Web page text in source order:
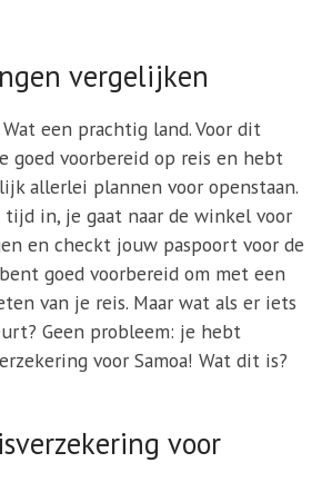
vergelijken
Wat een prachtig land. Voor dit
goed voorbereid op reis en hebt
allerlei plannen voor openstaan.
in, je gaat naar de winkel voor
en checkt jouw paspoort voor de
goed voorbereid om met een
van je reis. Maar wat als er iets
Geen probleem: je hebt
voor Samoa! Wat dit is?
voor